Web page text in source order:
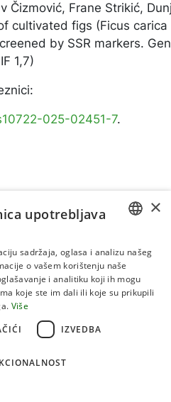
Čizmović, Frane Strikić,
cultivated figs (Ficus
by SSR markers.
1,7)
025-02451-7.
ENGLISH
×
upotrebljava
sadržaja, oglasa i analizu našeg
o vašem korištenju naše
i analitiku koji ih mogu
koje ste im dali ili koje su prikupili
Više
IZVEDBA